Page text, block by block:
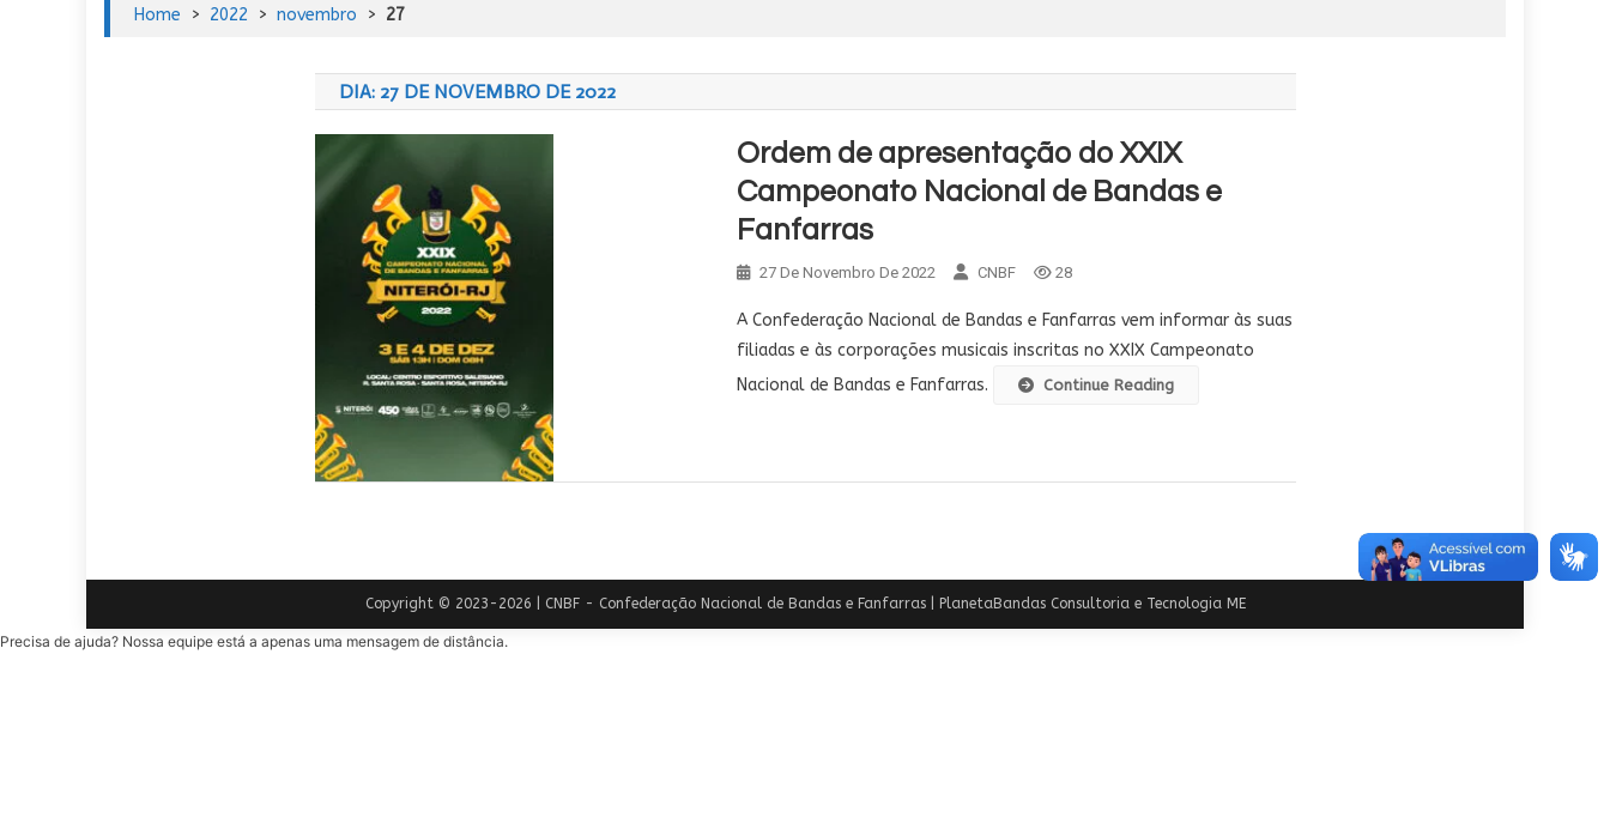
Home > 2022 > novembro > 27
DIA: 27 DE NOVEMBRO DE 2022
Ordem de apresentação do XXIX
Campeonato Nacional de Bandas e
Fanfarras
27 De Novembro De 2022 CNBF 28
A Confederação Nacional de Bandas e Fanfarras vem informar às suas
filiadas e às corporações musicais inscritas no XXIX Campeonato
Nacional de Bandas e Fanfarras.
Continue Reading
Copyright © 2023-2026 | CNBF - Confederação Nacional de Bandas e Fanfarras | PlanetaBandas Consultoria e Tecnologia ME
Precisa de ajuda? Nossa equipe está a apenas uma mensagem de distância.